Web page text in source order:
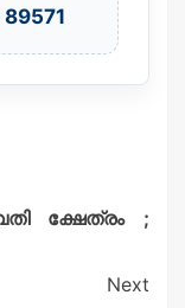
ക്ഷേത്രം ;
Next